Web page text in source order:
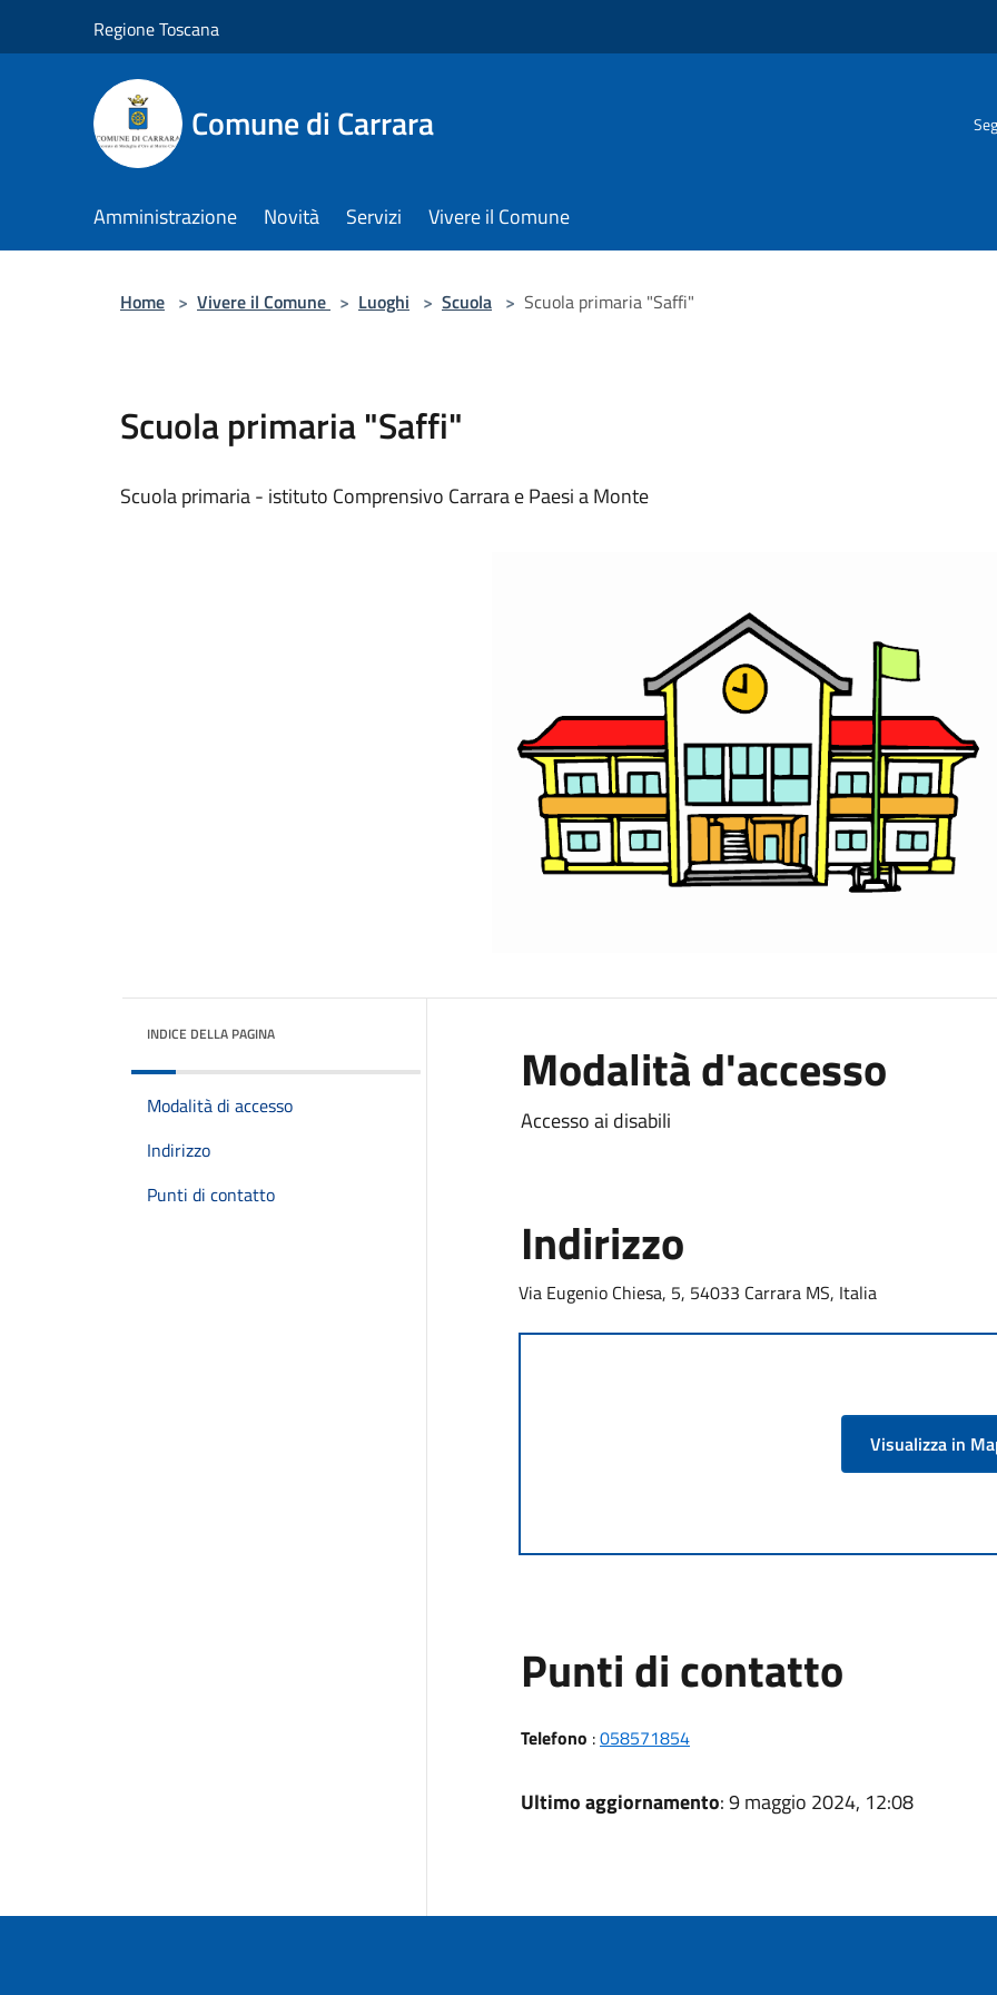
Regione Toscana
Comune di Carrara
Amministrazione Novità Servizi Vivere il Comune
Home > Vivere il Comune > Luoghi > Scuola > Scuola primaria "Saffi"
Scuola primaria "Saffi"
Scuola primaria - istituto Comprensivo Carrara e Paesi a Monte
INDICE DELLA PAGINA
Modalità di accesso
Indirizzo
Punti di contatto
Modalità d'accesso
Accesso ai disabili
Indirizzo
Via Eugenio Chiesa, 5, 54033 Carrara MS, Italia
Visualizza in
Punti di contatto
Telefono :058571854
Ultimo aggiornamento: 9 maggio 2024, 12:08